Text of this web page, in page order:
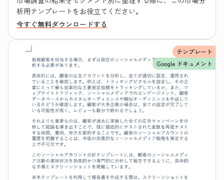
析用テンプレートをお役立てください。
今すぐ無料ダウンロードする
テンプレート
Google ドキュメント